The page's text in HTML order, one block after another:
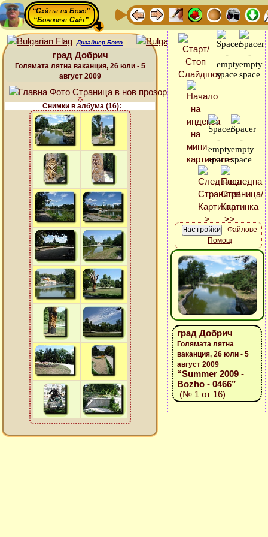
“Сайтът на Божо”
“Божовият Сайт”
Дизайнер Божо
град Добрич
Голямата лятна ваканция, 26 юли - 5
август 2009
Снимки в албума (16):
Файлове
Помощ
град Добрич
Голямата лятна
ваканция, 26 юли - 5
август 2009
“Summer 2009 -
Bozho - 0466”
(№ 1 от 16)